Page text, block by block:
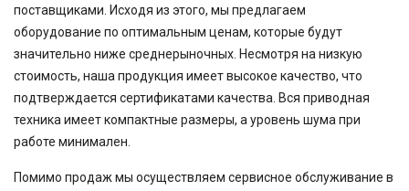
поставщиками. Исходя из этого, мы предлагаем
оборудование по оптимальным ценам, которые будут
значительно ниже среднерыночных. Несмотря на низкую
стоимость, наша продукция имеет высокое качество, что
подтверждается сертификатами качества. Вся приводная
техника имеет компактные размеры, а уровень шума при
работе минимален.
Помимо продаж мы осуществляем сервисное обслуживание в